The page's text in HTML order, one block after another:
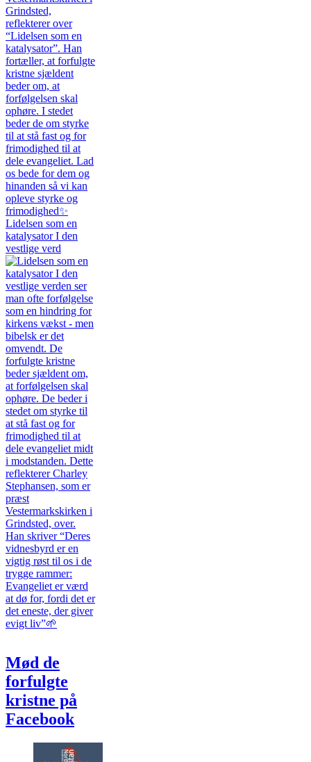
Lidelsen som en
katalysator I den
vestlige verd
Mød de
forfulgte
kristne på
Facebook